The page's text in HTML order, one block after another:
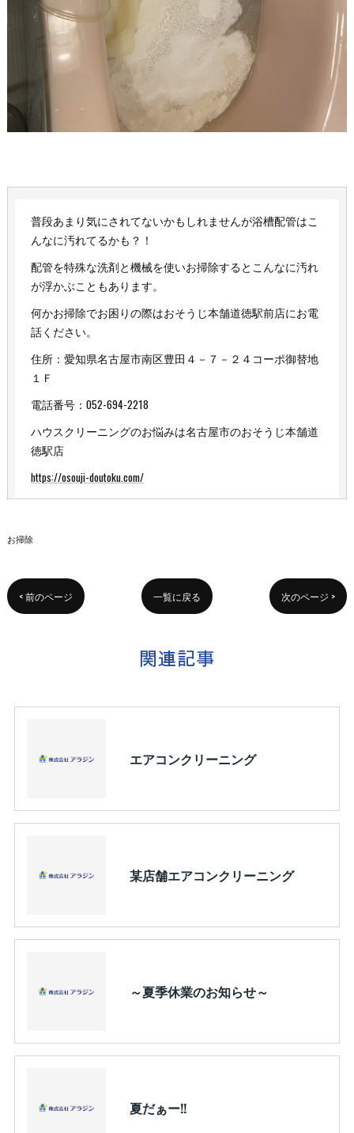
普段あまり気にされてないかもしれませんが浴槽配管はこ
んなに汚れてるかも？！
配管を特殊な洗剤と機械を使いお掃除するとこんなに汚れ
が浮かぶこともあります。
何かお掃除でお困りの際はおそうじ本舗道徳駅前店にお電
話ください。
住所：愛知県名古屋市南区豊田４－７－２４コーポ御替地
１Ｆ
電話番号：052-694-2218
ハウスクリーニングのお悩みは名古屋市のおそうじ本舗道
徳駅店
https://osouji-doutoku.com/
お掃除
< 前のページ 一覧に戻る 次のページ >
関連記事
エアコンクリーニング
某店舗エアコンクリーニング
～夏季休業のお知らせ～
夏だぁー!!